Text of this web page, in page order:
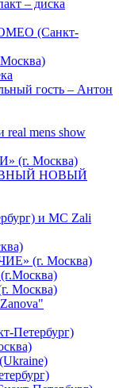
– диска
(Санкт-
гость – Антон
mens show
(г. Москва)
НОВЫЙ
и MC Zali
(г. Москва)
Москва)
Петербург)